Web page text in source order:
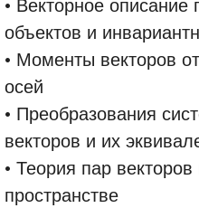
объектов и
• Моменты векторов
осей
• Преобразования
векторов и их
• Теория пар
пространстве